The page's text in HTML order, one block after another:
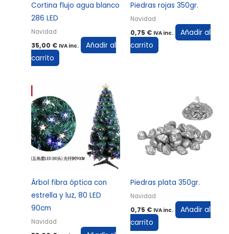
Cortina flujo agua blanco
286 LED
Navidad
35,00 € IVA inc.
Añadir al
carrito
Piedras rojas 350gr.
Navidad
0,75 € IVA inc.
Añadir al
carrito
Árbol fibra óptica con
estrella y luz, 80 LED
90cm
Navidad
Piedras plata 350gr.
Navidad
0,75 € IVA inc.
Añadir al
carrito